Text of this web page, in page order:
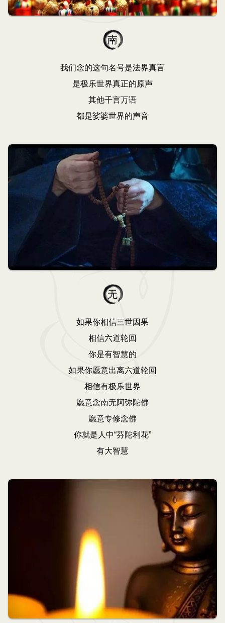
南
我们念的这句名号是法界真言
是极乐世界真正的原声
其他千言万语
都是娑婆世界的声音
无
如果你相信三世因果
相信六道轮回
你是有智慧的
如果你愿意出离六道轮回
相信有极乐世界
愿意念南无阿弥陀佛
愿意专修念佛
你就是人中“芬陀利花”
有大智慧